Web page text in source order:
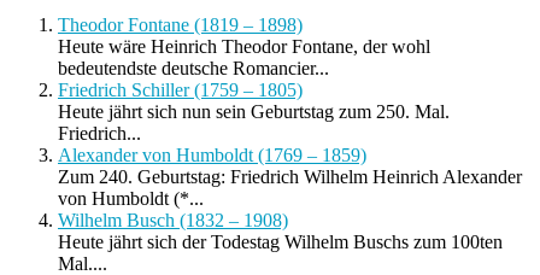
Theodor Fontane (1819 – 1898)
Heute wäre Heinrich Theodor Fontane, der wohl
bedeutendste deutsche Romancier...
Friedrich Schiller (1759 – 1805)
Heute jährt sich nun sein Geburtstag zum 250. Mal.
Friedrich...
Alexander von Humboldt (1769 – 1859)
Zum 240. Geburtstag: Friedrich Wilhelm Heinrich Alexander
von Humboldt (*...
Wilhelm Busch (1832 – 1908)
Heute jährt sich der Todestag Wilhelm Buschs zum 100ten
Mal....